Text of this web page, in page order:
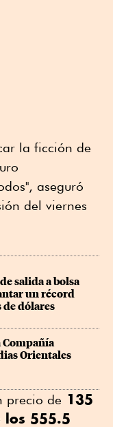
la ficción de
aseguró
del viernes
salida a bolsa
un récord
de dólares
Compañía
Orientales
precio de 135
los 555.5